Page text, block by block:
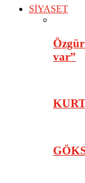
SİYASET
var”